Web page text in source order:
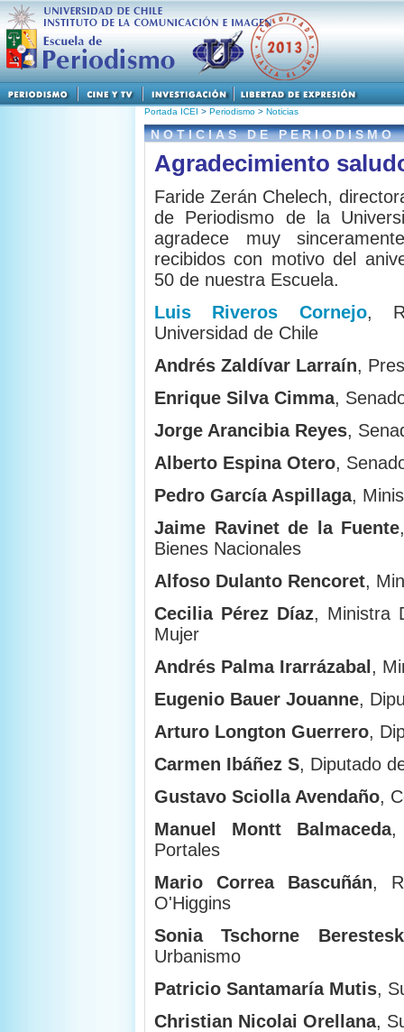
Portada ICEI > Periodismo > Noticias
NOTICIAS DE PERIODISMO
Agradecimiento
Faride Zerán Chelech,
de Periodismo de la
agradece muy
recibidos con motivo del
50 de nuestra Escuela.
Luis Riveros Cornejo,
Universidad de Chile
Andrés Zaldívar Larraín,
Enrique Silva Cimma,
Jorge Arancibia Reyes,
Alberto Espina Otero,
Pedro García Aspillaga,
Jaime Ravinet de la Fuente
Bienes Nacionales
Alfoso Dulanto Rencoret,
Cecilia Pérez Díaz, Ministra
Mujer
Andrés Palma Irarrázabal ,
Eugenio Bauer Jouanne,
Arturo Longton Guerrero,
Carmen Ibáñez S, Diputado
Gustavo Sciolla Avendaño,
Manuel Montt Balmaceda,
Portales
Mario Correa Bascuñán,
O'Higgins
Sonia Tschorne
Urbanismo
Patricio Santamaría Mutis,
Christian Nicolai Orellana,